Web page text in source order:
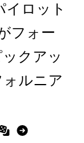
イロット
フォー
クアッ
ルニア